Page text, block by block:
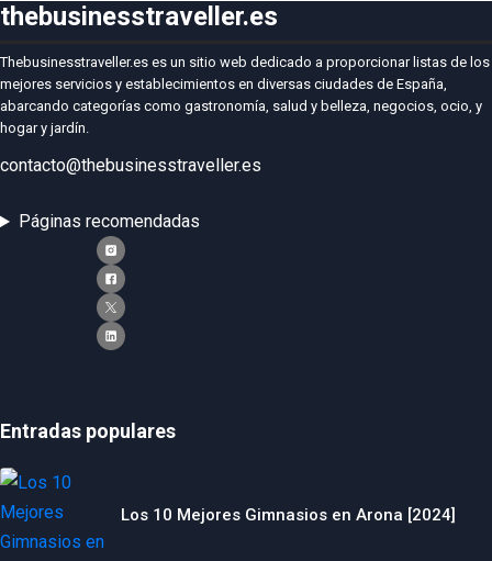
thebusinesstraveller.es
Thebusinesstraveller.es es un sitio web dedicado a proporcionar listas de los
mejores servicios y establecimientos en diversas ciudades de España,
abarcando categorías como gastronomía, salud y belleza, negocios, ocio, y
hogar y jardín.
contacto@thebusinesstraveller.es
Páginas recomendadas
Entradas populares
Los 10 Mejores Gimnasios en Arona [2024]